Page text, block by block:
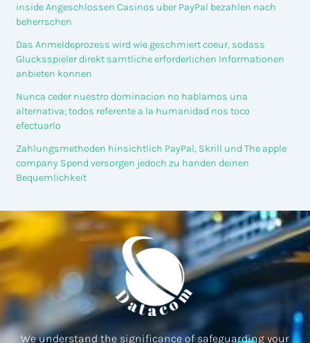
inside Angeschlossen Casinos uber PayPal bezahlen nach
beherrschen
Das Anmeldeprozess wird wie geschmiert coeur, sodass
Glucksspieler direkt samtliche erforderlichen Informationen
anbieten konnen
Nunca ceder nuestro dominacion no hablamos una
alternativa; todos referente a la humanidad nos toco
efectuarlo
Zahlungsmethoden hinsichtlich PayPal, Skrill und The apple
company Spend versorgen jedoch zu handen deinen
Bequemlichkeit
We understand the significance of safeguarding your